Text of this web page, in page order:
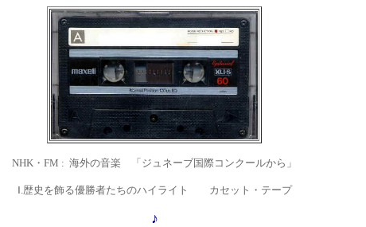
NHK・FM : 海外の音楽 「ジュネーブ国際コンクールから」
Ⅰ.歴史を飾る優勝者たちのハイライト カセット・テープ
♪